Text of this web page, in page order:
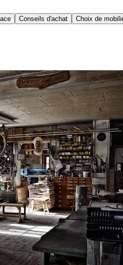
Conseils d'achat Choix de